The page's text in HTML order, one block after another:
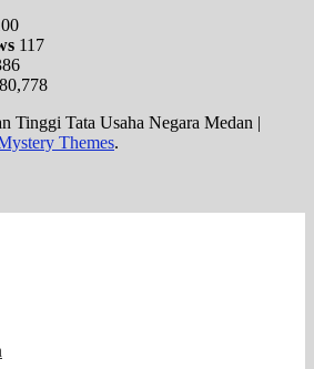
117
80,778
Tinggi Tata Usaha Negara Medan |
Themes.